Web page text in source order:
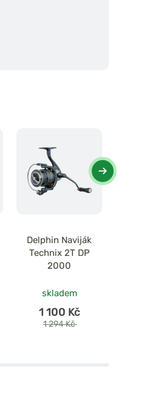
Delphin Naviják
Technix 2T DP
2000
skladem
1 100 Kč
1 294 Kč